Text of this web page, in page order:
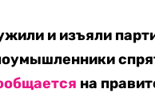
и изъяли
на